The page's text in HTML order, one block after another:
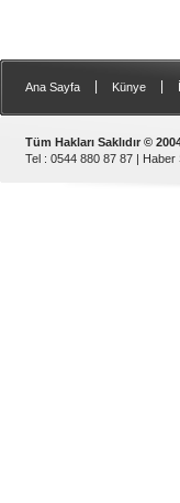
Ana Sayfa Künye
Tüm Hakları Saklıdır ©
Tel : 0544 880 87 87 | Haber